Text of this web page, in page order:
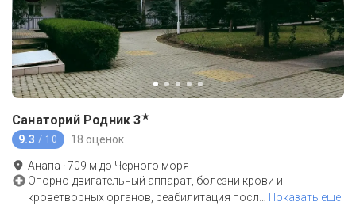
Санаторий Родник 3★
9.3 / 10 18 оценок
Анапа ·709 м до Черного моря
Опорно-двигательный аппарат, болезни крови и
кроветворных органов, реабилитация посл
Показать еще